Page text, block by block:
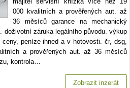
000 kvalitních a prověřených aut. až
36 měsíců garance na mechanický
doživotní záruka legálního původu. výkup
peníze ihned a v hotovosti. čr, dsg,
a prověřených aut. až 36 měsíců
kontrola…
Zobrazit inzerát